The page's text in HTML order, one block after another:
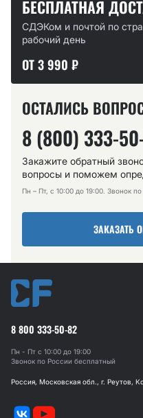
БЕСПЛАТНАЯ
СДЭКом и почтой по
рабочий день
ОТ 3 990 ₽
ОСТАЛИСЬ
8 (800) 333-
Закажите обратный
вопросы и поможем
Пн – Пт, с 10:00 до 19:00. Звонок
ЗАКАЗАТЬ
8 800 333-50-82
Пн - Пт с 10:00 до 19:00
Звонок по России бесплатный
Россия, Московская обл., г. Реутов,